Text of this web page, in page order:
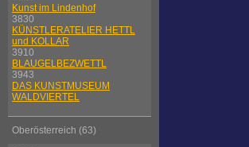
Kunst im Lindenhof
3830
KÜNSTLERATELIER HETTL
und KOLLAR
3910
BLAUGELBEZWETTL
3943
DAS KUNSTMUSEUM
WALDVIERTEL
Oberösterreich (63)